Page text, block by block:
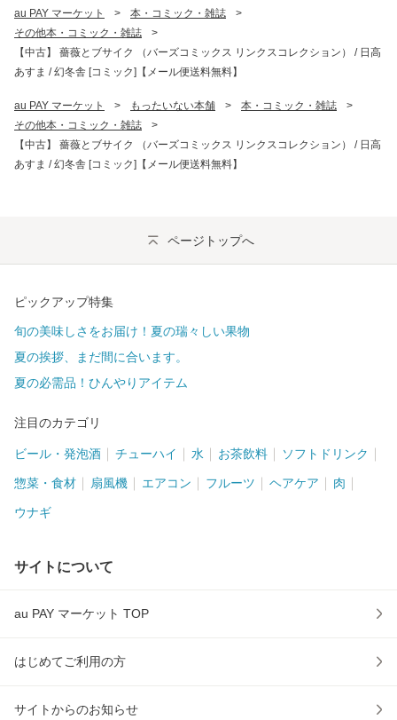
au PAY マーケット > 本・コミック・雑誌
>
その他本・コミック・雑誌
>
【中古】 薔薇とブサイク （バーズコミックス リンクスコレクション） / 日高
あすま / 幻冬舎 [コミック]【メール便送料無料】
au PAY マーケット > もったいない本舗 > 本・コミック・雑誌
>
その他本・コミック・雑誌
>
【中古】 薔薇とブサイク （バーズコミックス リンクスコレクション） / 日高
あすま / 幻冬舎 [コミック]【メール便送料無料】
ページトップへ
ピックアップ特集
旬の美味しさをお届け！夏の瑞々しい果物
夏の挨拶、まだ間に合います。
夏の必需品！ひんやりアイテム
注目のカテゴリ
ビール・発泡酒 チューハイ 水 お茶飲料 ソフトドリンク
惣菜・食材 扇風機 エアコン フルーツ ヘアケア 肉
ウナギ
サイトについて
au PAY マーケット TOP
はじめてご利用の方
サイトからのお知らせ